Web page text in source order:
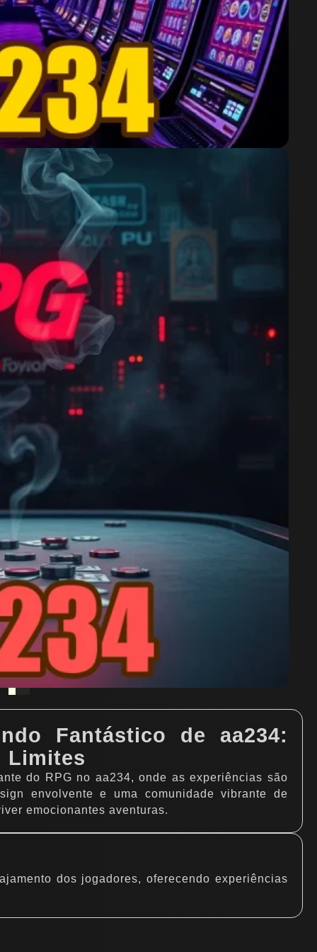
Fantástico de aa234:
Limites
do RPG no aa234, onde as experiências são
envolvente e uma comunidade vibrante de
emocionantes aventuras.
dos jogadores, oferecendo experiências